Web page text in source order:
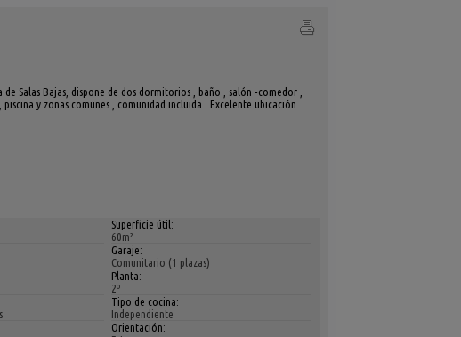
Salas Bajas, dispone de dos dormitorios , baño , salón -comedor ,
y zonas comunes , comunidad incluida . Excelente ubicación
Superficie útil:
60m²
Garaje:
Comunitario (1 plazas)
Planta:
2º
Tipo de cocina:
Independiente
Orientación: